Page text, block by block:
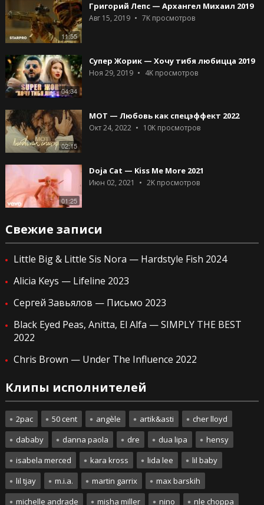
11:55
Григорий Лепс — Архангел Михаил 2019
Авг 15, 2019 7Kпросмотров
04:34
Супер Жорик — Хочу тибя любицца 2019
Ноя 29, 2019 4Kпросмотров
02:15
МОТ — Любовь как спецэффект 2022
Окт 24, 2022 10Kпросмотров
01:25
Doja Cat — Kiss Me More 2021
Июн 02, 2021 2Kпросмотров
Свежие записи
Little Big & Little Sis Nora — Hardstyle Fish 2024
Alicia Keys — Lifeline 2023
Сергей Завьялов — Письмо 2023
Black Eyed Peas, Anitta, El Alfa — SIMPLY THE BEST
2022
Chris Brown — Under The Influence 2022
Клипы исполнителей
2pac 50 cent angèle artik&asti
cher lloyd
dababy
danna paola dre dua lipa
hensy
isabela merced
kara kross lida lee
lil baby
lil tjay
m.i.a. martin garrix
max barskih
michelle andrade
misha miller nino nle choppa